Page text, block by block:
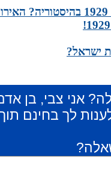
מה קרה בשנת 1929
ישראל?
אני צבי, בן
לענות לך בחינם